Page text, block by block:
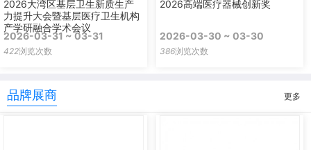
2026大湾区基层卫生新质生产
力提升大会暨基层医疗卫生机构
产学研融合学术会议
2026-03-31 ~ 03-31
422浏览次数
2026高端医疗器械创新奖
2026-03-30 ~ 03-30
386浏览次数
品牌展商 更多